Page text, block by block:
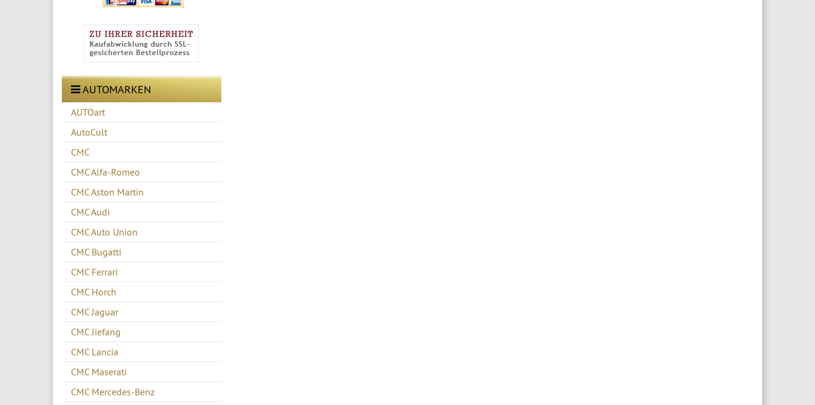
AUTOMARKEN
AUTOart
AutoCult
CMC
CMC Alfa-Romeo
CMC Aston Martin
CMC Audi
CMC Auto Union
CMC Bugatti
CMC Ferrari
CMC Horch
CMC Jaguar
CMC Jiefang
CMC Lancia
CMC Maserati
CMC Mercedes-Benz